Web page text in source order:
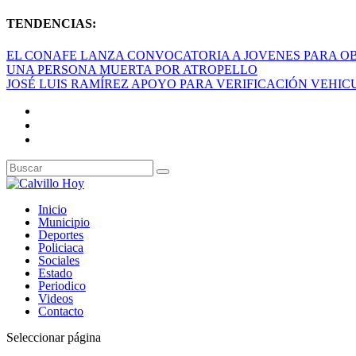
TENDENCIAS:
EL CONAFE LANZA CONVOCATORIA A JOVENES PARA
UNA PERSONA MUERTA POR ATROPELLO
JOSÉ LUIS RAMÍREZ APOYO PARA VERIFICACIÓN
Inicio
Municipio
Deportes
Policiaca
Sociales
Estado
Periodico
Videos
Contacto
Seleccionar página